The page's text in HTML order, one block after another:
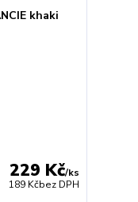
229 Kč/ks
189 Kčbez DPH